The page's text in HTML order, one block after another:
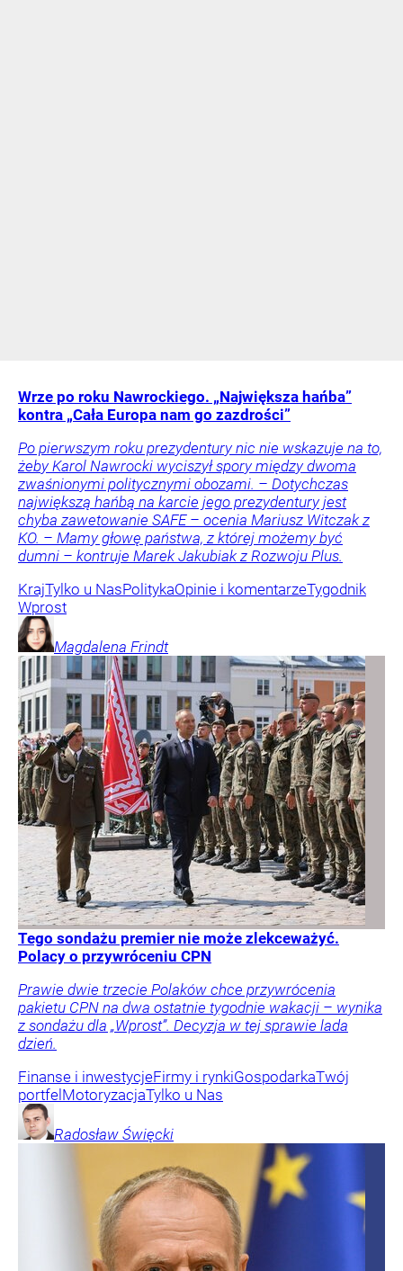
Wrze po roku Nawrockiego. „Największa hańba”
kontra „Cała Europa nam go zazdrości”
Po pierwszym roku prezydentury nic nie wskazuje na to,
żeby Karol Nawrocki wyciszył spory między dwoma
zwaśnionymi politycznymi obozami. – Dotychczas
największą hańbą na karcie jego prezydentury jest
chyba zawetowanie SAFE – ocenia Mariusz Witczak z
KO. – Mamy głowę państwa, z której możemy być
dumni – kontruje Marek Jakubiak z Rozwoju Plus.
KrajTylko u NasPolitykaOpinie i komentarzeTygodnik
Wprost
Magdalena Frindt
Tego sondażu premier nie może zlekceważyć.
Polacy o przywróceniu CPN
Prawie dwie trzecie Polaków chce przywrócenia
pakietu CPN na dwa ostatnie tygodnie wakacji – wynika
z sondażu dla „Wprost”. Decyzja w tej sprawie lada
dzień.
Finanse i inwestycjeFirmy i rynkiGospodarkaTwój
portfel MotoryzacjaTylko u Nas
Radosław Święcki